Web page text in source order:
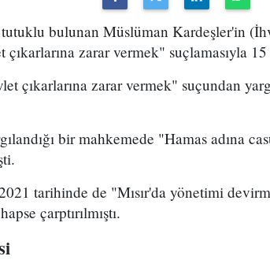
tutuklu bulunan Müslüman Kardeşler'in
zarar vermek" suçlamasıyla
çıkarlarına zarar vermek" suçundan
bir mahkemede "Hamas adına
tarihinde de "Mısır'da yönetimi
çarptırılmıştı.